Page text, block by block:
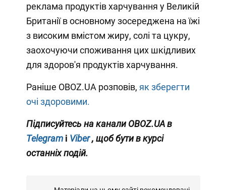
реклама продуктів харчування у Великій
Британії в основному зосереджена на їжі
з високим вмістом жиру, солі та цукру,
заохочуючи споживання цих шкідливих
для здоров'я продуктів харчування.
Раніше OBOZ.UA розповів, як зберегти
очі здоровими.
Підписуйтесь на канали OBOZ.UA в
Telegram і Viber , щоб бути в курсі
останніх подій.